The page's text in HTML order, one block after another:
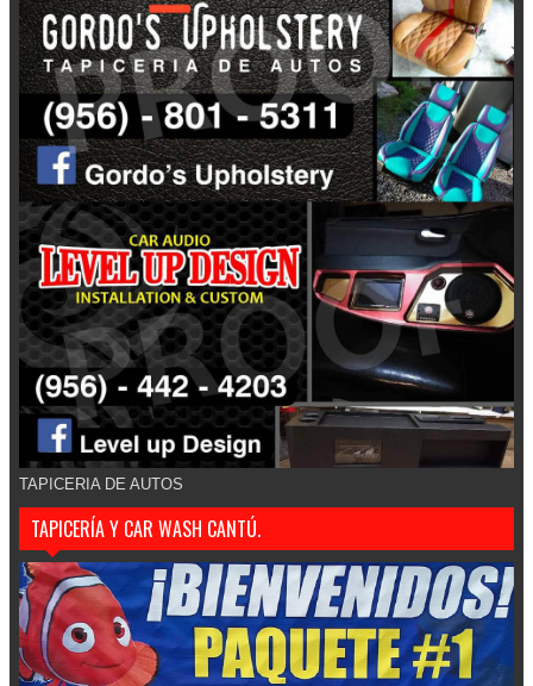
TAPICERIA DE AUTOS
TAPICERÍA Y CAR WASH CANTÚ.